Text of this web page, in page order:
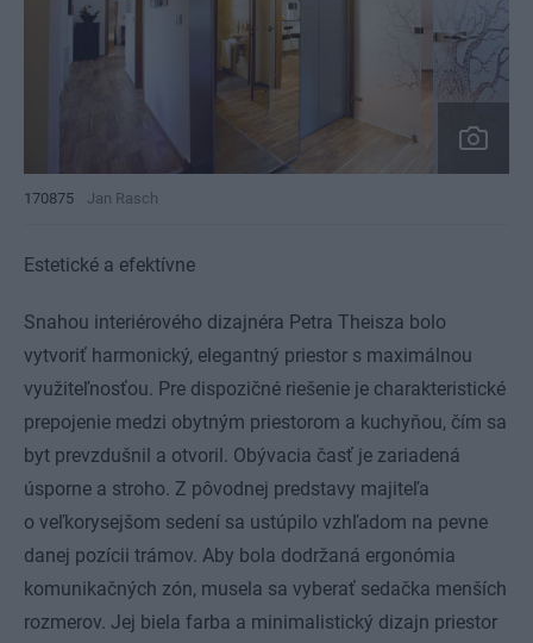
170875 Jan Rasch
Estetické a efektívne
Snahou interiérového dizajnéra Petra Theisza bolo
vytvoriť harmonický, elegantný priestor s maximálnou
využiteľnosťou. Pre dispozičné riešenie je charakteristické
prepojenie medzi obytným priestorom a kuchyňou, čím sa
byt prevzdušnil a otvoril. Obývacia časť je zariadená
úsporne a stroho. Z pôvodnej predstavy majiteľa
o veľkorysejšom sedení sa ustúpilo vzhľadom na pevne
danej pozícii trámov. Aby bola dodržaná ergonómia
komunikačných zón, musela sa vyberať sedačka menších
rozmerov. Jej biela farba a minimalistický dizajn priestor